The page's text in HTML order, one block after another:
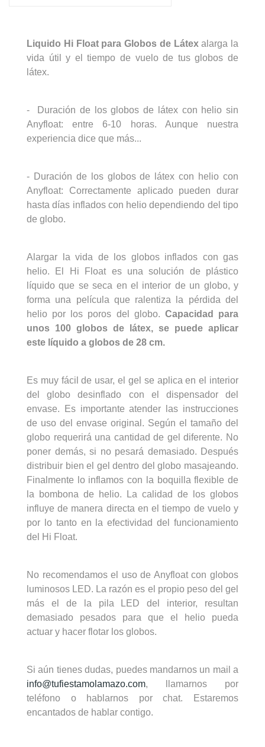
Liquido Hi Float para Globos de Látexalarga la
vida útil y el tiempo de vuelo de tus globos de
látex.
- Duración de los globos de látex con helio sin
Anyfloat: entre 6-10 horas. Aunque nuestra
experiencia dice que más...
- Duración de los globos de látex con helio con
Anyfloat: Correctamente aplicado pueden durar
hasta días inflados con helio dependiendo del tipo
de globo.
Alargar la vida de los globos inflados con gas
helio. El Hi Float es una solución de plástico
líquido que se seca en el interior de un globo, y
forma una película que ralentiza la pérdida del
helio por los poros del globo. Capacidad para
unos 100 globos de látex, se puede aplicar
este líquido a globos de 28 cm.
Es muy fácil de usar, el gel se aplica en el interior
del globo desinflado con el dispensador del
envase. Es importante atender las instrucciones
de uso del envase original. Según el tamaño del
globo requerirá una cantidad de gel diferente. No
poner demás, si no pesará demasiado. Después
distribuir bien el gel dentro del globo masajeando.
Finalmente lo inflamos con la boquilla flexible de
la bombona de helio. La calidad de los globos
influye de manera directa en el tiempo de vuelo y
por lo tanto en la efectividad del funcionamiento
del Hi Float.
No recomendamos el uso de Anyfloat con globos
luminosos LED. La razón es el propio peso del gel
más el de la pila LED del interior, resultan
demasiado pesados para que el helio pueda
actuar y hacer flotar los globos.
Si aún tienes dudas, puedes mandarnos un mail a
info@tufiestamolamazo.com, llamarnos por
teléfono o hablarnos por chat. Estaremos
encantados de hablar contigo.